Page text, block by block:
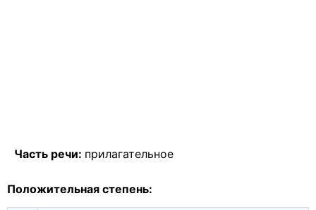
Часть речи: прилагательное
Положительная степень: